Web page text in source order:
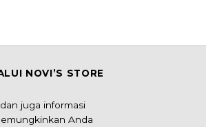
NOVI’S STORE
juga informasi
Anda